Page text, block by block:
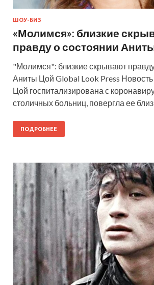
ШОУ-БИЗ
«Молимся»: близкие
правду о состоянии
"Молимся": близкие скрывают
Аниты Цой Global Look Press Новость
Цой госпитализирована с
столичных больниц, повергла ее
ПОДРОБНЕЕ